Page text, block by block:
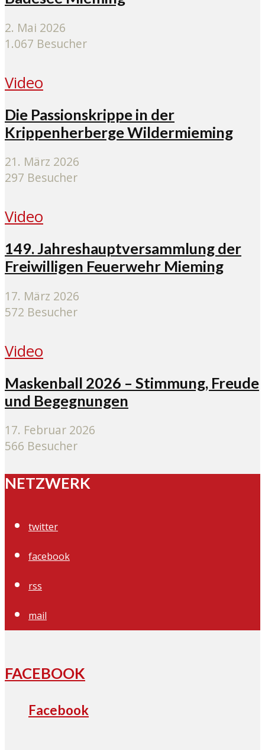
2. Mai 2026
1.067 Besucher
Video
Die Passionskrippe in der
Krippenherberge Wildermieming
21. März 2026
297 Besucher
Video
149. Jahreshauptversammlung der
Freiwilligen Feuerwehr Mieming
17. März 2026
572 Besucher
Video
Maskenball 2026 – Stimmung, Freude
und Begegnungen
17. Februar 2026
566 Besucher
NETZWERK
twitter
facebook
rss
mail
FACEBOOK
Facebook